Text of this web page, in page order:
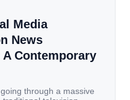
Media
News
Contemporary
through a massive